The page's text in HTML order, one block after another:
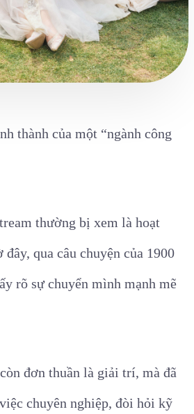
thành của một “ngành công
thường bị xem là hoạt
qua câu chuyện của 1900
rõ sự chuyển mình mạnh mẽ
đơn thuần là giải trí, mà đã
chuyên nghiệp, đòi hỏi kỹ